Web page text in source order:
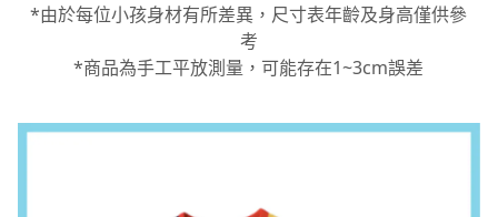
*由於每位小孩身材有所差異，尺寸表年齡及身高僅供參
考
*商品為手工平放測量，可能存在1~3cm誤差